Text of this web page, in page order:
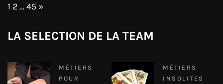
Page:
1 2…45 Next
»
LA SELECTION DE LA TEAM
MÉTIERS
POUR
MÉTIERS
INSOLITES